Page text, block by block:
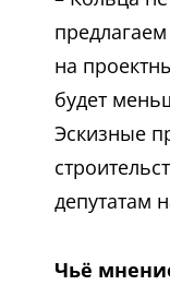
предлагаем
на
будет
Эскизные
депутатам
Чьё